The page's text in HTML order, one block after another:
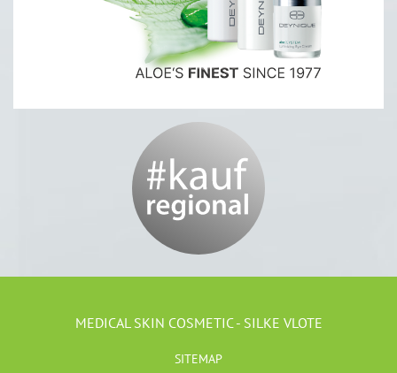
MEDICAL SKIN COSMETIC - SILKE VLOTE
SITEMAP